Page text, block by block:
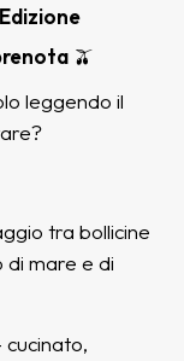
🫒
leggendo il
tra bollicine
di mare e di